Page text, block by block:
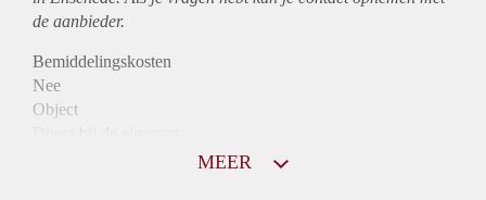
de aanbieder.
Bemiddelingskosten
Nee
Object
MEER